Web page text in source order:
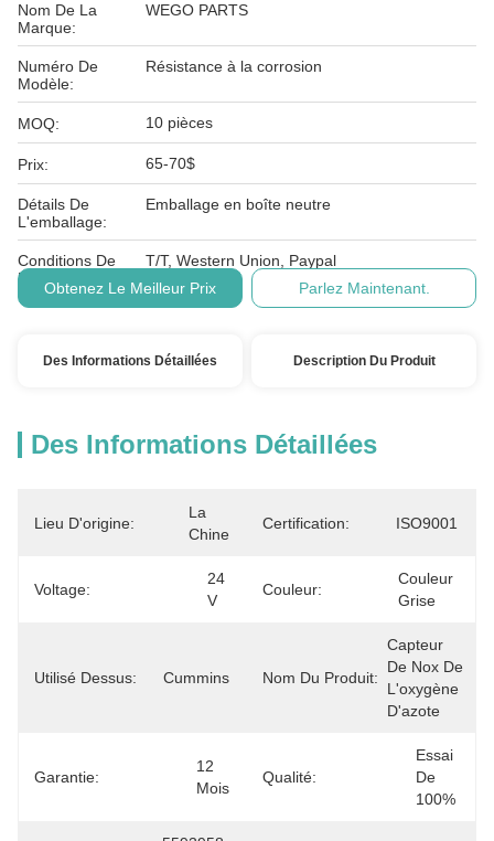
Nom De La
Marque:
WEGO PARTS
Numéro De
Modèle:
Résistance à la corrosion
MOQ: 10 pièces
Prix: 65-70$
Détails De
L'emballage:
Emballage en boîte neutre
Conditions De
Paiement:
T/T, Western Union, Paypal
Obtenez Le Meilleur Prix
Parlez Maintenant.
Des Informations Détaillées Description Du Produit
Des Informations Détaillées
Lieu D'origine:
La
Chine
Certification: ISO9001
Voltage:
24
V
Couleur:
Couleur
Grise
Utilisé Dessus: Cummins Nom Du Produit:
Capteur
De Nox De
L'oxygène
D'azote
Garantie:
12
Mois
Qualité:
Essai
De
100%